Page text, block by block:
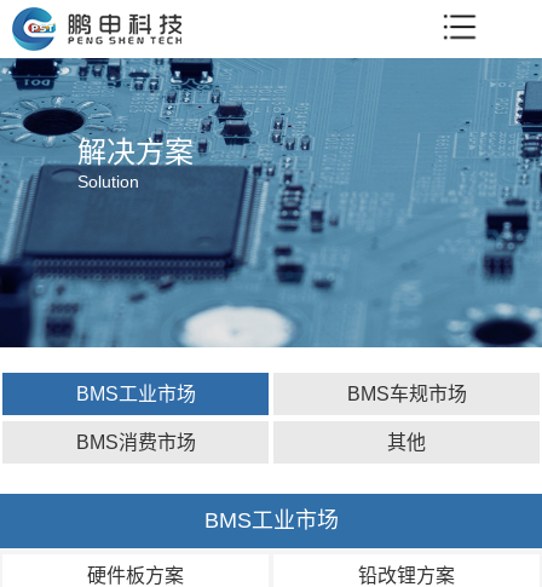
解决方案
Solution
BMS工业市场 BMS车规市场
BMS消费市场 其他
BMS工业市场
硬件板方案 铅改锂方案